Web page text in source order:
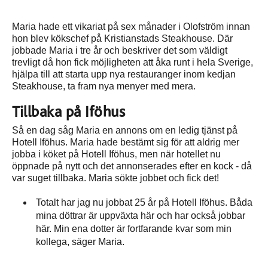
Maria hade ett vikariat på sex månader i Olofström innan
hon blev kökschef på Kristianstads Steakhouse. Där
jobbade Maria i tre år och beskriver det som väldigt
trevligt då hon fick möjligheten att åka runt i hela Sverige,
hjälpa till att starta upp nya restauranger inom kedjan
Steakhouse, ta fram nya menyer med mera.
Tillbaka på Iföhus
Så en dag såg Maria en annons om en ledig tjänst på
Hotell Iföhus. Maria hade bestämt sig för att aldrig mer
jobba i köket på Hotell Iföhus, men när hotellet nu
öppnade på nytt och det annonserades efter en kock - då
var suget tillbaka. Maria sökte jobbet och fick det!
Totalt har jag nu jobbat 25 år på Hotell Iföhus. Båda
mina döttrar är uppväxta här och har också jobbar
här. Min ena dotter är fortfarande kvar som min
kollega, säger Maria.